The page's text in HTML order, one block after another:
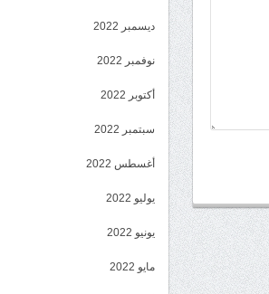
ديسمبر 2022
نوفمبر 2022
أكتوبر 2022
سبتمبر 2022
أغسطس 2022
يوليو 2022
يونيو 2022
مايو 2022